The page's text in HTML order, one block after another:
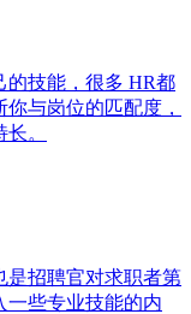
的技能，很多 HR都
与岗位的匹配度，
。
是招聘官对求职者第
一些专业技能的内